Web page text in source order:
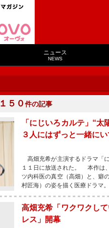
ニュース
NEWS
１５０件の記事
「にじいろカルテ」“
３人にはずっと一緒にい
高畑充希が主演するドラマ「
１１日に放送された。 本作は
ツ内科医の真空（高畑）と、癖
村匠海）の姿を描く医療ドラマ
高畑充希「ワクワクし
レス」開幕